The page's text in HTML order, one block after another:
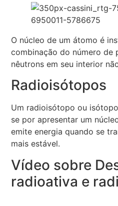
O núcleo de um átomo é
combinação do número de
nêutrons em seu interior
Radioisótopos
Um radioisótopo ou
se por apresentar um
emite energia quando se
mais estável.
Vídeo sobre
radioativa e